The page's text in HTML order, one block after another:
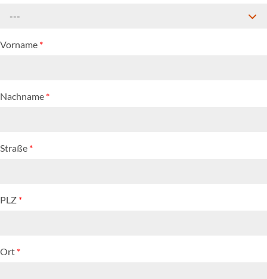
---
Vorname *
Nachname *
Straße *
PLZ *
Ort *